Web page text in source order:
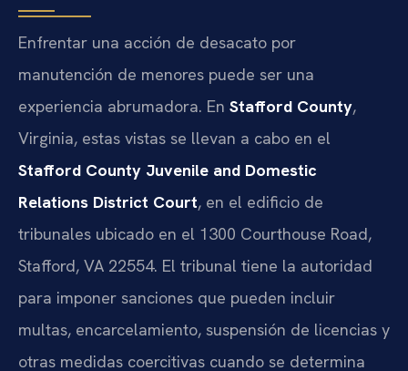
Enfrentar una acción de desacato por
manutención de menores puede ser una
experiencia abrumadora. En Stafford County,
Virginia, estas vistas se llevan a cabo en el
Stafford County Juvenile and Domestic
Relations District Court, en el edificio de
tribunales ubicado en el 1300 Courthouse Road,
Stafford, VA 22554. El tribunal tiene la autoridad
para imponer sanciones que pueden incluir
multas, encarcelamiento, suspensión de licencias y
otras medidas coercitivas cuando se determina